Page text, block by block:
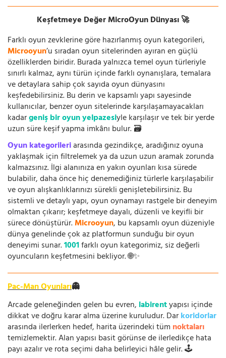
Keşfetmeye Değer MicroOyun Dünyası 🚀
Farklı oyun zevklerine göre hazırlanmış oyun kategorileri,
Microoyun’u sıradan oyun sitelerinden ayıran en güçlü
özelliklerden biridir. Burada yalnızca temel oyun türleriyle
sınırlı kalmaz, aynı türün içinde farklı oynanışlara, temalara
ve detaylara sahip çok sayıda oyun dünyasını
keşfedebilirsiniz. Bu derin ve kapsamlı yapı sayesinde
kullanıcılar, benzer oyun sitelerinde karşılaşamayacakları
kadargeniş bir oyun yelpazesiyle karşılaşır ve tek bir yerde
uzun süre keşif yapma imkânı bulur. 🗃️
Oyun kategorileriarasında gezindikçe, aradığınız oyuna
yaklaşmak için filtrelemek ya da uzun uzun aramak zorunda
kalmazsınız. İlgi alanınıza en yakın oyunları kısa sürede
bulabilir, daha önce hiç denemediğiniz türlerle karşılaşabilir
ve oyun alışkanlıklarınızı sürekli genişletebilirsiniz. Bu
sistemli ve detaylı yapı, oyun oynamayı rastgele bir deneyim
olmaktan çıkarır; keşfetmeye dayalı, düzenli ve keyifli bir
sürece dönüştürür.Microoyun, bu kapsamlı oyun düzeniyle
dünya genelinde çok az platformun sunduğu bir oyun
deneyimi sunar.1001farklı oyun kategorimiz, siz değerli
oyuncuların keşfetmesini bekliyor. 🌐✨
Pac-Man Oyunları👻
Arcade geleneğinden gelen bu evren, labirentyapısı içinde
dikkat ve doğru karar alma üzerine kuruludur. Darkoridorlar
arasında ilerlerken hedef, harita üzerindeki tüm noktaları
temizlemektir. Alan yapısı basit görünse de ilerledikçe hata
payı azalır ve rota seçimi daha belirleyici hâle gelir. 🕹️